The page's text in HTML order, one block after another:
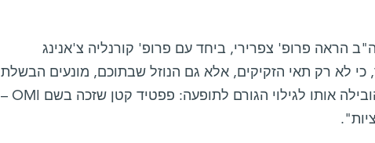
הראה פרופ' צפרירי, ביחד עם פרופ' קורנליה צ'אנינג
כי לא רק תאי הזקיקים, אלא גם הנוזל שבתוכם, מונעים הבשלת
ביציות במבחנה. בחינה של הנוזל הובילה אותו לגילוי הגורם לתופעה: פפטיד קטן שזכה בשם OMI –